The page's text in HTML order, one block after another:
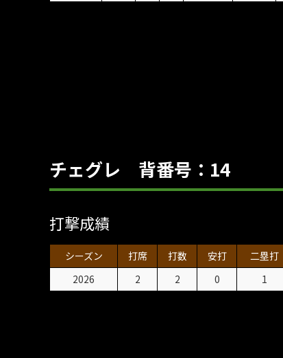
チェグレ 背番号：14
打撃成績
シーズン 打席 打数 安打 二塁打
2026
2 2 0 1